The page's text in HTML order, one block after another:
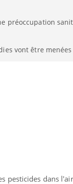
préoccupation
vont être menées
pesticides dans l'air